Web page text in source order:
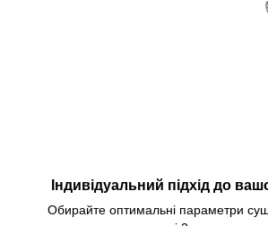
Індивідуальний підхід до
Обирайте оптимальні параметри